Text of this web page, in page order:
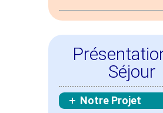
Séjour
Notre Projet